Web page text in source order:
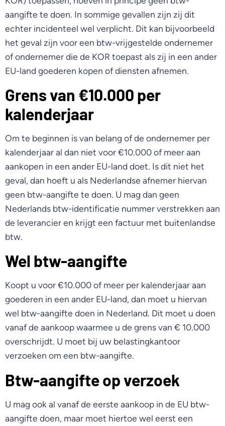
aangifte te doen. In sommige gevallen zijn zij dit
echter incidenteel wel verplicht. Dit kan bijvoorbeeld
het geval zijn voor een btw-vrijgestelde ondernemer
of ondernemer die de KOR toepast als zij in een ander
EU-land goederen kopen of diensten afnemen.
Grens van €10.000 per
kalenderjaar
Om te beginnen is van belang of de ondernemer per
kalenderjaar al dan niet voor €10.000 of meer aan
aankopen in een ander EU-land doet. Is dit niet het
geval, dan hoeft u als Nederlandse afnemer hiervan
geen btw-aangifte te doen. U mag dan geen
Nederlands btw-identificatie nummer verstrekken aan
de leverancier en krijgt een factuur met buitenlandse
btw.
Wel btw-aangifte
Koopt u voor €10.000 of meer per kalenderjaar aan
goederen in een ander EU-land, dan moet u hiervan
wel btw-aangifte doen in Nederland. Dit moet u doen
vanaf de aankoop waarmee u de grens van € 10.000
overschrijdt. U moet bij uw belastingkantoor
verzoeken om een btw-aangifte.
Btw-aangifte op verzoek
U mag ook al vanaf de eerste aankoop in de EU btw-
aangifte doen, maar moet hiertoe wel eerst een